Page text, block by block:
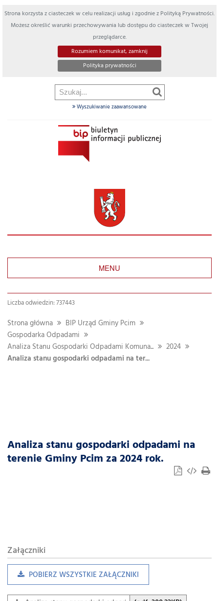
Strona korzysta z ciasteczek w celu realizacji usług i zgodnie z Polityką Prywatności.
Możesz określić warunki przechowywania lub dostępu do ciasteczek w Twojej
przeglądarce.
Rozumiem komunikat, zamknij
Polityka prywatności
Wyszukiwanie zaawansowane
MENU
Liczba odwiedzin: 737443
Strona główna
BIP Urząd Gminy Pcim
Gospodarka Odpadami
Analiza Stanu Gospodarki Odpadami Komuna...
2024
Analiza stanu gospodarki odpadami na ter...
Analiza stanu gospodarki odpadami na
terenie Gminy Pcim za 2024 rok.
Załączniki
POBIERZ WSZYSTKIE ZAŁĄCZNIKI